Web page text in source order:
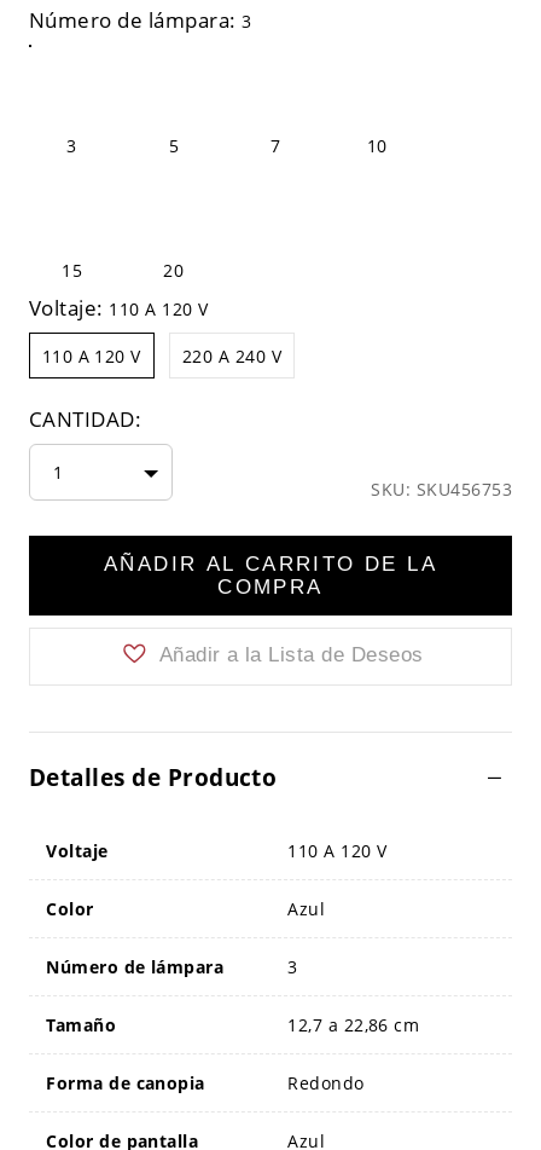
Número de lámpara: 3
3 5 7 10
15 20
Voltaje: 110 A 120 V
110 A 120 V 220 A 240 V
CANTIDAD:
1
SKU: SKU456753
AÑADIR AL CARRITO DE LA
COMPRA
Añadir a la Lista de Deseos
Detalles de Producto
Voltaje 110 A 120 V
Color Azul
Número de lámpara 3
Tamaño 12,7 a 22,86 cm
Forma de canopia Redondo
Color de pantalla Azul